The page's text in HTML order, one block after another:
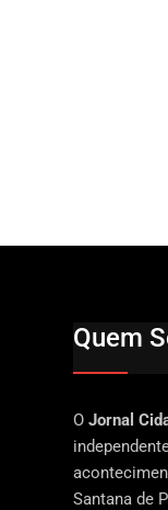
Quem
O Jornal
Santana de